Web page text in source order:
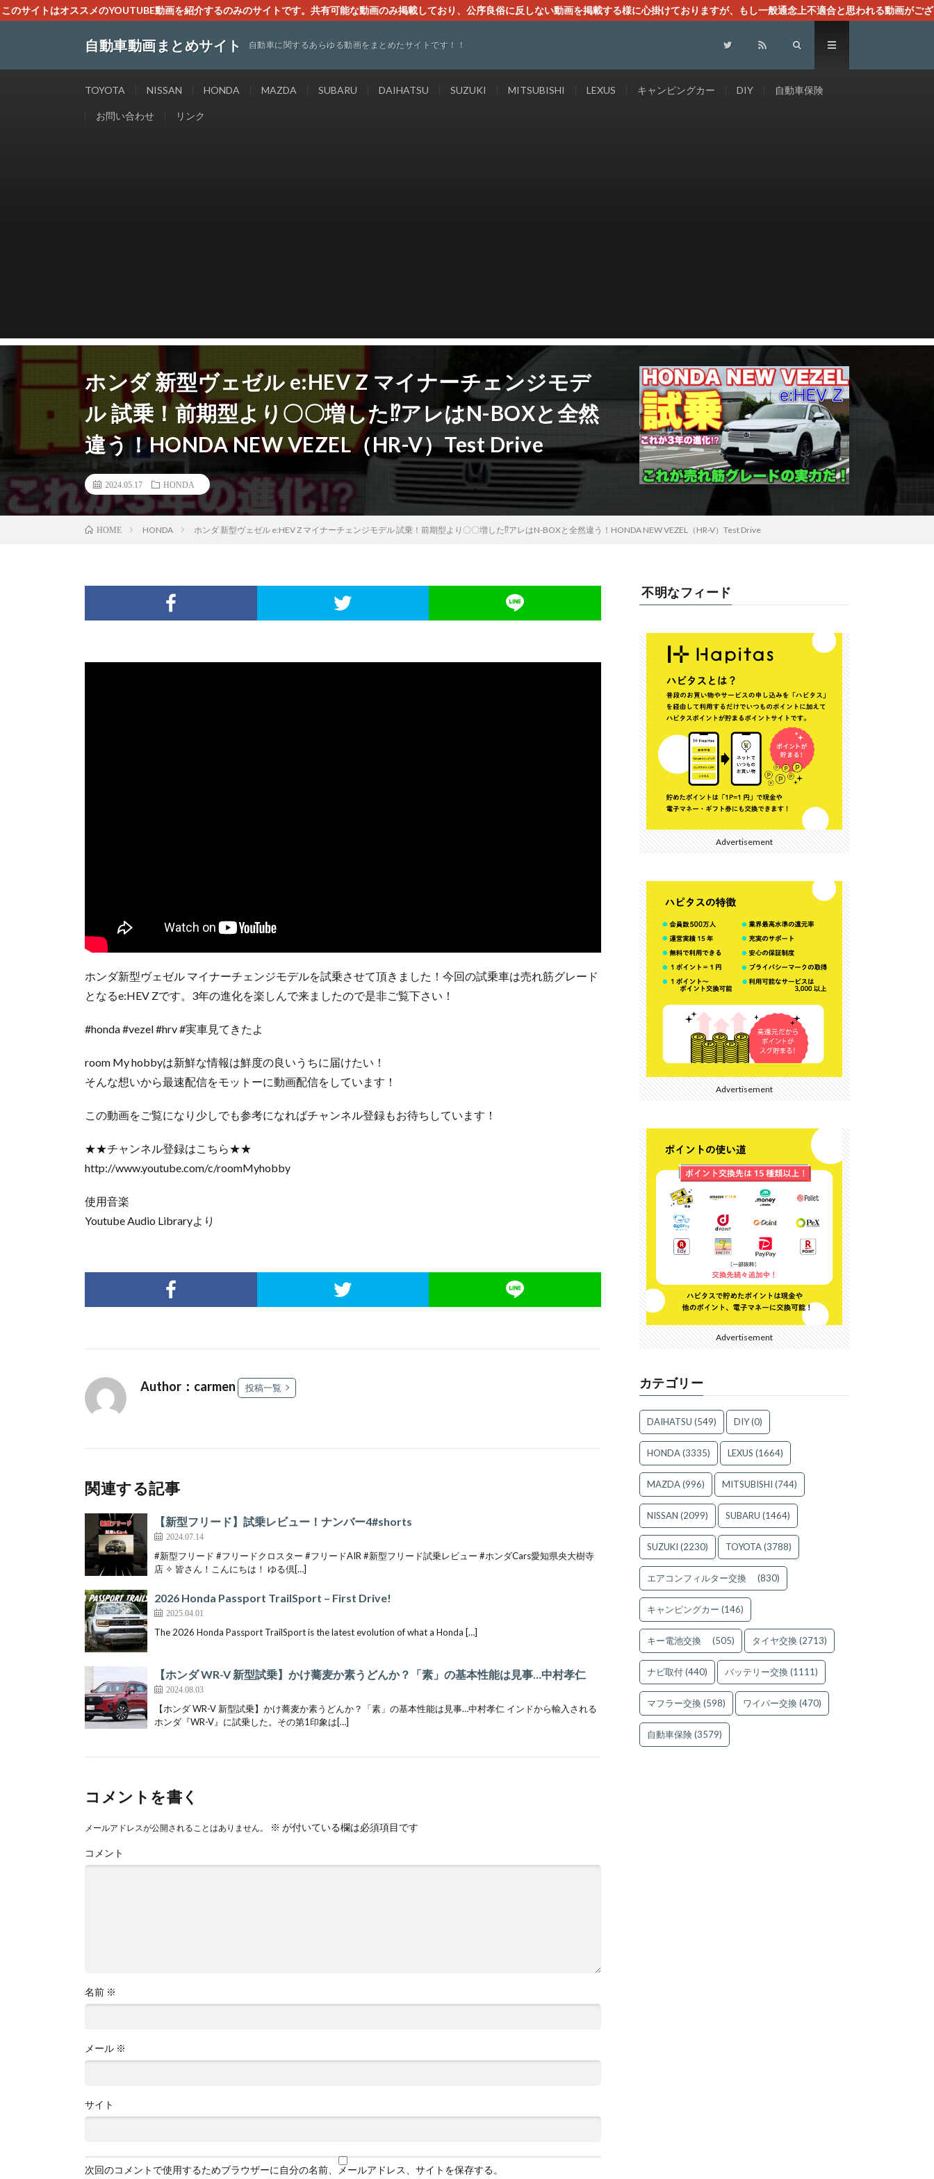
このサイトはオススメのYOUTUBE動画を紹介するのみのサイトです。共有可能な動画のみ掲載しており、公序良俗に反しない動画を掲載する様に心掛けておりますが、もし一般通念上不適合と思われる動画がござ
自動車動画まとめサイト 自動車に関するあらゆる動画をまとめたサイトです！！
TOYOTA NISSAN HONDA MAZDA SUBARU DAIHATSU SUZUKI MITSUBISHI LEXUS キャンピングカー DIY 自動車保険
お問い合わせ リンク
ホンダ 新型ヴェゼル e:HEV Z マイナーチェンジモデ
ル 試乗！前期型より〇〇増した⁉︎アレはN-BOXと全然
違う！HONDA NEW VEZEL（HR-V）Test Drive
2024.05.17 HONDA
HOME HONDA ホンダ 新型ヴェゼル e:HEV Z マイナーチェンジモデル 試乗！前期型より〇〇増した⁉︎アレはN-BOXと全然違う！HONDA NEW VEZEL（HR-V）Test Drive
ホンダ新型ヴェゼル マイナーチェンジモデルを試乗させて頂きました！今回の試乗車は売れ筋グレード
となるe:HEV Zです。3年の進化を楽しんで来ましたので是非ご覧下さい！
#honda #vezel #hrv #実車見てきたよ
room My hobbyは新鮮な情報は鮮度の良いうちに届けたい！
そんな想いから最速配信をモットーに動画配信をしています！
この動画をご覧になり少しでも参考になればチャンネル登録もお待ちしています！
★★チャンネル登録はこちら★★
http://www.youtube.com/c/roomMyhobby
使用音楽
Youtube Audio Libraryより
Author：carmen 投稿一覧
関連する記事
【新型フリード】試乗レビュー！ナンバー4#shorts
2024.07.14
#新型フリード #フリードクロスター #フリードAIR #新型フリード試乗レビュー #ホンダCars愛知県央大樹寺
店 ✧ 皆さん！こんにちは！ ゆる倶[…]
2026 Honda Passport TrailSport – First Drive!
2025.04.01
The 2026 Honda Passport TrailSport is the latest evolution of what a Honda […]
【ホンダ WR-V 新型試乗】かけ蕎麦か素うどんか？「素」の基本性能は見事…中村孝仁
2024.08.03
【ホンダ WR-V 新型試乗】かけ蕎麦か素うどんか？「素」の基本性能は見事…中村孝仁 インドから輸入される
ホンダ『WR-V』に試乗した。その第1印象は[…]
コメントを書く
メールアドレスが公開されることはありません。 ※ が付いている欄は必須項目です
コメント
名前 ※
メール ※
サイト
次回のコメントで使用するためブラウザーに自分の名前、メールアドレス、サイトを保存する。
不明なフィード
Advertisement
Advertisement
Advertisement
カテゴリー
DAIHATSU (549) DIY(0)
HONDA(3335) LEXUS (1664)
MAZDA(996) MITSUBISHI (744)
NISSAN (2099) SUBARU (1464)
SUZUKI (2230) TOYOTA(3788)
エアコンフィルター交換 (830)
キャンピングカー (146)
キー電池交換 (505) タイヤ交換(2713)
ナビ取付(440) バッテリー交換(1111)
マフラー交換(598) ワイパー交換(470)
自動車保険(3579)